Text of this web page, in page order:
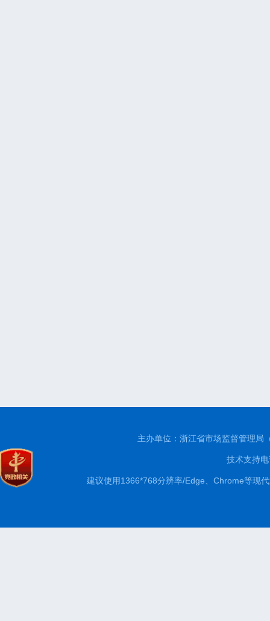
主办单位：浙江省市场监督管理
技术支持
建议使用1366*768分辨率/Edge、Chrome等现